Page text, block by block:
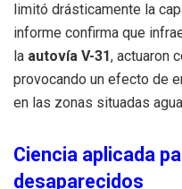
limitó drásticamente la
informe confirma que
la autovía V-31, actuaron
provocando un efecto de
en las zonas situadas
Ciencia aplicada
desaparecidos